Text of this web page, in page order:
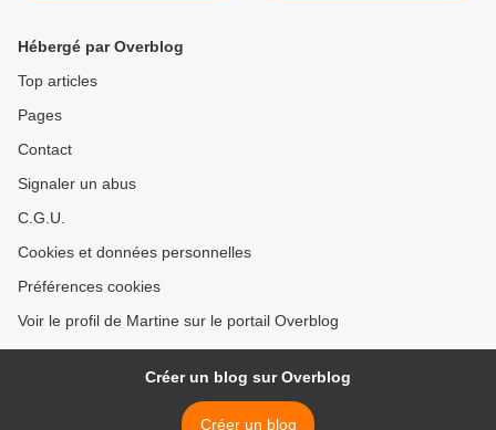
Hébergé par Overblog
Top articles
Pages
Contact
Signaler un abus
C.G.U.
Cookies et données personnelles
Préférences cookies
Voir le profil de Martine sur le portail Overblog
Créer un blog sur Overblog
Créer un blog